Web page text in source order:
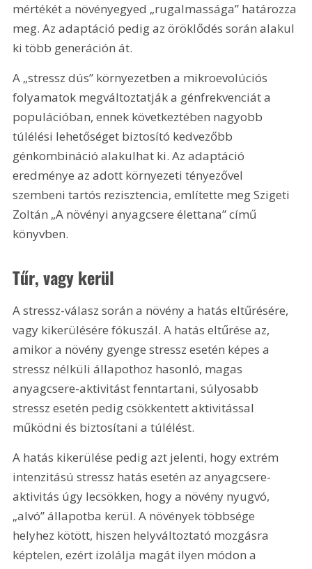
mértékét a növényegyed „rugalmassága” határozza
meg. Az adaptáció pedig az öröklődés során alakul
ki több generáción át.
A „stressz dús” környezetben a mikroevolúciós
folyamatok megváltoztatják a génfrekvenciát a
populációban, ennek következtében nagyobb
túlélési lehetőséget biztosító kedvezőbb
génkombináció alakulhat ki. Az adaptáció
eredménye az adott környezeti tényezővel
szembeni tartós rezisztencia, említette meg Szigeti
Zoltán „A növényi anyagcsere élettana” című
könyvben.
Tűr, vagy kerül
A stressz-válasz során a növény a hatás eltűrésére,
vagy kikerülésére fókuszál. A hatás eltűrése az,
amikor a növény gyenge stressz esetén képes a
stressz nélküli állapothoz hasonló, magas
anyagcsere-aktivitást fenntartani, súlyosabb
stressz esetén pedig csökkentett aktivitással
működni és biztosítani a túlélést.
A hatás kikerülése pedig azt jelenti, hogy extrém
intenzitású stressz hatás esetén az anyagcsere-
aktivitás úgy lecsökken, hogy a növény nyugvó,
„alvó” állapotba kerül. A növények többsége
helyhez kötött, hiszen helyváltoztató mozgásra
képtelen, ezért izolálja magát ilyen módon a